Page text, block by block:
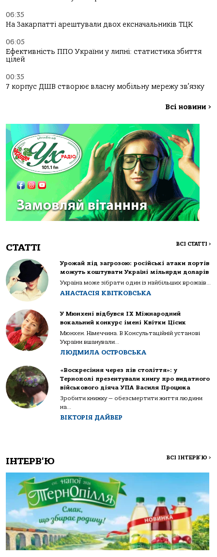
06:35
На Закарпатті арештували двох ексначальників ТЦК
06:05
Ефективність ППО України у липні: статистика збиття
цілей
00:35
7 корпус ДШВ створює власну мобільну мережу зв’язку
Всі новини >
СТАТТІ ВСІ СТАТТІ >
Урожай під загрозою: російські атаки портів
можуть коштувати Україні мільярди доларів
Україна може зібрати один із найбільших врожаїв...
АНАСТАСІЯ КВІТКОВСЬКА
У Мюнхені відбувся IX Міжнародний
вокальний конкурс імені Квітки Цісик
Мюнхен. Німеччина. В Консультаційній установі
України вшанували...
ЛЮДМИЛА ОСТРОВСЬКА
«Воскресіння через пів століття»: у
Тернополі презентували книгу про видатного
військового діяча УПА Василя Процюка
Зробити книжку — обезсмертити життя людини
на...
ВІКТОРІЯ ДАЙВЕР
ІНТЕРВ'Ю ВСІ ІНТЕРВ'Ю >